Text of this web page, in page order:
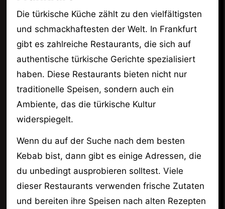
Die türkische Küche zählt zu den vielfältigsten
und schmackhaftesten der Welt. In Frankfurt
gibt es zahlreiche Restaurants, die sich auf
authentische türkische Gerichte spezialisiert
haben. Diese Restaurants bieten nicht nur
traditionelle Speisen, sondern auch ein
Ambiente, das die türkische Kultur
widerspiegelt.
Wenn du auf der Suche nach dem besten
Kebab bist, dann gibt es einige Adressen, die
du unbedingt ausprobieren solltest. Viele
dieser Restaurants verwenden frische Zutaten
und bereiten ihre Speisen nach alten Rezepten